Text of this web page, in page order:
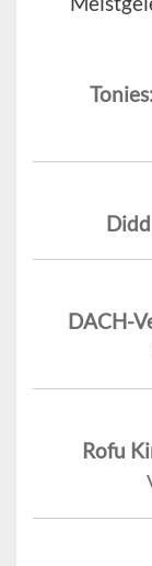
DACH-
Rofu